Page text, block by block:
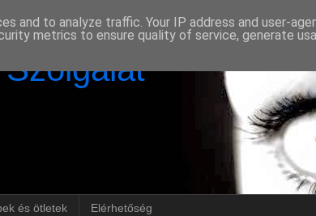
és ötletek Elérhetőség
and to analyze traffic. Your IP address and user-
metrics to ensure quality of service, generate